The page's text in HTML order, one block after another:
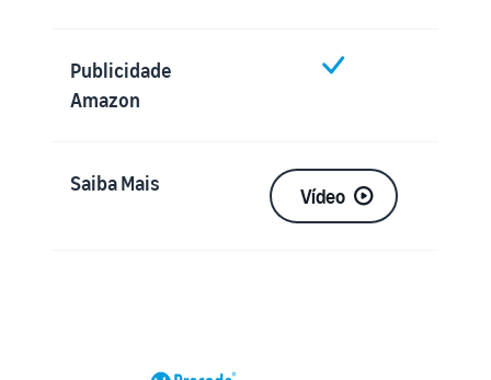
Publicidade
Amazon
Saiba Mais
Vídeo